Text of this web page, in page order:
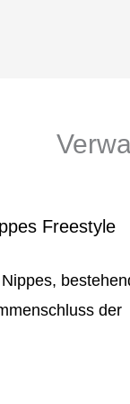
Freestyle
der